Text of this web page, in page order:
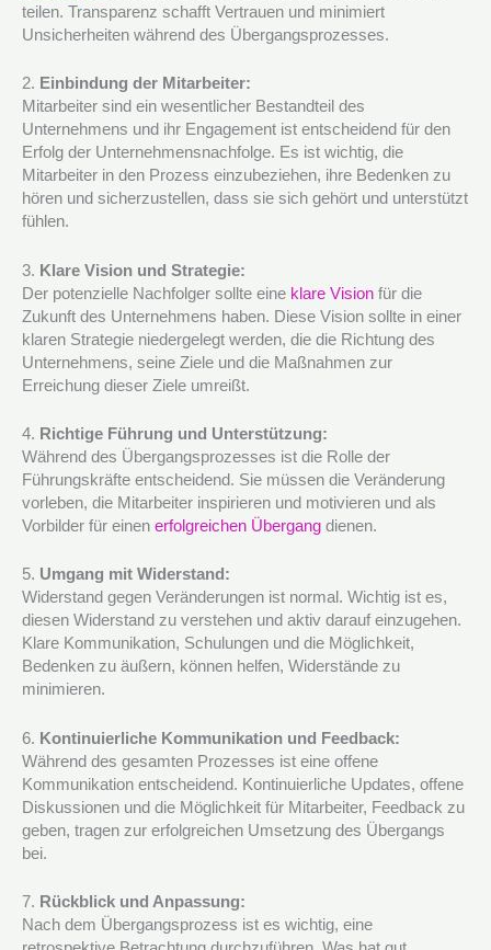
teilen. Transparenz schafft Vertrauen und minimiert
Unsicherheiten während des Übergangsprozesses.
2. Einbindung der Mitarbeiter:
Mitarbeiter sind ein wesentlicher Bestandteil des
Unternehmens und ihr Engagement ist entscheidend für den
Erfolg der Unternehmensnachfolge. Es ist wichtig, die
Mitarbeiter in den Prozess einzubeziehen, ihre Bedenken zu
hören und sicherzustellen, dass sie sich gehört und unterstützt
fühlen.
3. Klare Vision und Strategie:
Der potenzielle Nachfolger sollte eine klare Vision für die
Zukunft des Unternehmens haben. Diese Vision sollte in einer
klaren Strategie niedergelegt werden, die die Richtung des
Unternehmens, seine Ziele und die Maßnahmen zur
Erreichung dieser Ziele umreißt.
4. Richtige Führung und Unterstützung:
Während des Übergangsprozesses ist die Rolle der
Führungskräfte entscheidend. Sie müssen die Veränderung
vorleben, die Mitarbeiter inspirieren und motivieren und als
Vorbilder für einen erfolgreichen Übergang dienen.
5. Umgang mit Widerstand:
Widerstand gegen Veränderungen ist normal. Wichtig ist es,
diesen Widerstand zu verstehen und aktiv darauf einzugehen.
Klare Kommunikation, Schulungen und die Möglichkeit,
Bedenken zu äußern, können helfen, Widerstände zu
minimieren.
6. Kontinuierliche Kommunikation und Feedback:
Während des gesamten Prozesses ist eine offene
Kommunikation entscheidend. Kontinuierliche Updates, offene
Diskussionen und die Möglichkeit für Mitarbeiter, Feedback zu
geben, tragen zur erfolgreichen Umsetzung des Übergangs
bei.
7. Rückblick und Anpassung:
Nach dem Übergangsprozess ist es wichtig, eine